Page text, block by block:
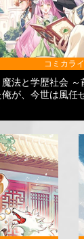
コミカラ
魔法と学歴社会 ～
俺が、今世は風任